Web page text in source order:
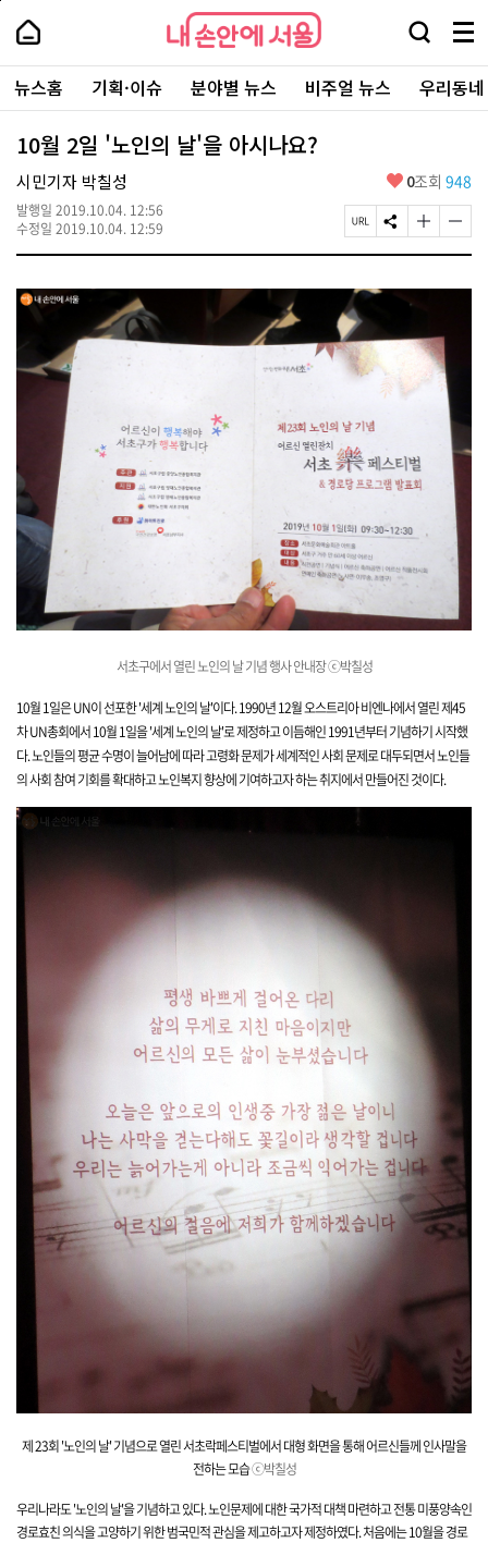
본
로
가
내
손
안
에
서
울
-
서
울
시
대
표
소
포
털
내
손
에
울
검
창
열
기
메
뉴
전
체
보
주
요
서
뉴스홈 기획·이슈 분야별 뉴스 비주얼 뉴스 우리동
10월 2일 '노인의 날'을 아시나요?
시민기자 박칠성
발행일 2019.10.04. 12:56
수정일 2019.10.04. 12:59
좋
요
0조회 948
페
이
U
R
L
복
사
S
N
공
기
글
자
기
변
경
하
글
자
기
서초구에서 열린 노인의 날 기념 행사 안내장 ⓒ박칠성
10월 1일은UN이 선포한'세계 노인의 날'이다.1990년 12월 오스트리아 비엔나에서 열린 제45
차UN총회에서 10월 1일을'세계 노인의 날'로 제정하고 이듬해인 1991년부터 기념하기 시작했
다.노인들의평균 수명이 늘어남에 따라고령화 문제가 세계적인 사회 문제로대두되면서노인들
의사회참여 기회를 확대하고노인복지 향상에 기여하고자 하는 취지에서 만들어진 것이다.
제 23회 '노인의 날' 기념으로 열린 서초락페스티벌에서 대형 화면을 통해 어르신들께 인사말을
전하는 모습ⓒ박칠성
우리나라도 '노인의 날'을 기념하고 있다. 노인문제에 대한 국가적 대책 마련하고 전통 미풍양속인
경로효친 의식을 고양하기 위한 범국민적 관심을 제고하고자 제정하였다. 처음에는 10월을 경로
페
상
단
로